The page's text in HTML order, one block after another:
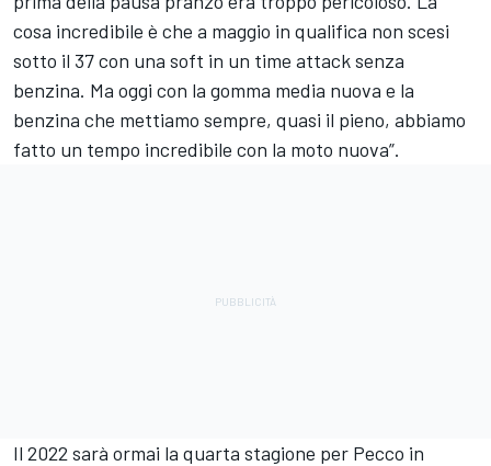
cosa incredibile è che a maggio in qualifica non scesi
sotto il 37 con una soft in un time attack senza
benzina. Ma oggi con la gomma media nuova e la
benzina che mettiamo sempre, quasi il pieno, abbiamo
fatto un tempo incredibile con la moto nuova”.
Il 2022 sarà ormai la quarta stagione per Pecco in